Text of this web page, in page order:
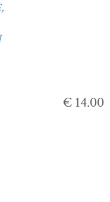
€ 14.00